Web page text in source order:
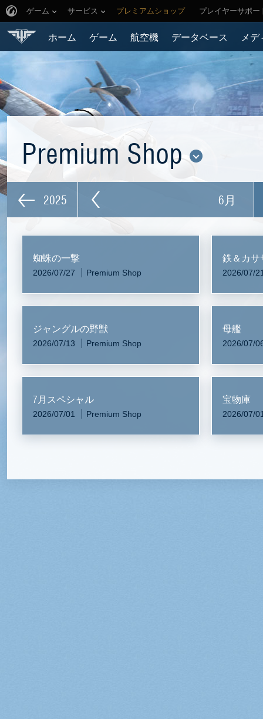
ゲーム サービス プレミアムショップ プレイヤーサポー
ホーム ゲーム 航空機 データベース メ
Premium Shop
2025 6月
蜘蛛の一撃
2026/07/27 Premium Shop
鉄＆カサ
2026/07/
ジャングルの野獣
2026/07/13 Premium Shop
母艦
2026/07/
7月スペシャル
2026/07/01 Premium Shop
宝物庫
2026/07/